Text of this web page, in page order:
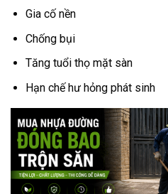
Gia cố nền
Chống bụi
Tăng tuổi thọ mặt sàn
Hạn chế hư hỏng phát sinh